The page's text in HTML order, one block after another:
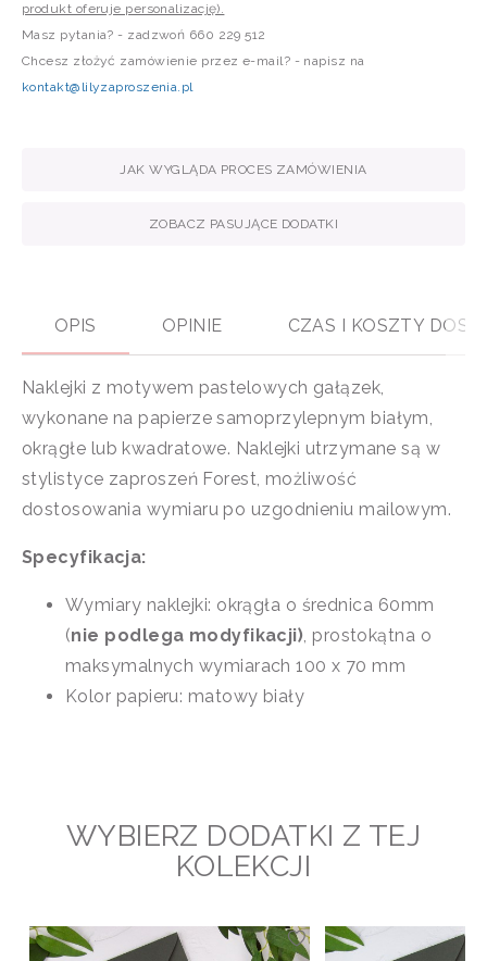
produkt oferuje personalizację).
Masz pytania? - zadzwoń 660 229 512
Chcesz złożyć zamówienie przez e-mail? - napisz na
kontakt@lilyzaproszenia.pl
JAK WYGLĄDA PROCES ZAMÓWIENIA
ZOBACZ PASUJĄCE DODATKI
OPIS OPINIE CZAS I KOSZTY
Naklejki z motywem pastelowych gałązek,
wykonane na papierze samoprzylepnym białym,
okrągłe lub kwadratowe. Naklejki utrzymane są w
stylistyce zaproszeń Forest, możliwość
dostosowania wymiaru po uzgodnieniu mailowym.
Specyfikacja:
Wymiary naklejki: okrągła o średnica 60mm
(nie podlega modyfikacji), prostokątna o
maksymalnych wymiarach 100 x 70 mm
Kolor papieru: matowy biały
WYBIERZ DODATKI Z TEJ
KOLEKCJI